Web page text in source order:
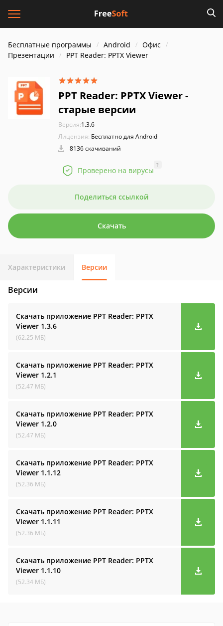
Бесплатные программы Android
Офис
Презентации
PPT Reader: PPTX Viewer
PPT Reader: PPTX Viewer -
старые версии
Версия:1.3.6
Лицензия: Бесплатно для Android
8136 скачиваний
Проверено на вирусы
?
Поделиться ссылкой
Скачать
Характеристики Версии
Версии
Скачать приложение PPT Reader: PPTX
Viewer 1.3.6
(62.25 МБ)
Скачать приложение PPT Reader: PPTX
Viewer 1.2.1
(52.47 МБ)
Скачать приложение PPT Reader: PPTX
Viewer 1.2.0
(52.47 МБ)
Скачать приложение PPT Reader: PPTX
Viewer 1.1.12
(52.36 МБ)
Скачать приложение PPT Reader: PPTX
Viewer 1.1.11
(52.36 МБ)
Скачать приложение PPT Reader: PPTX
Viewer 1.1.10
(52.34 МБ)